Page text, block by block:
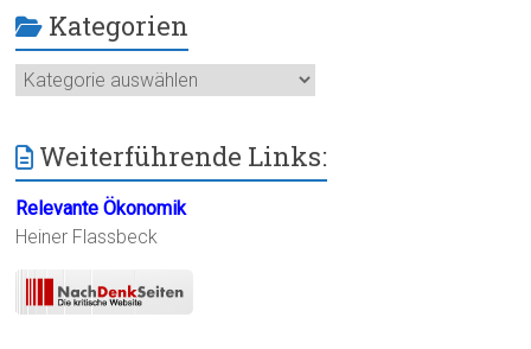
Kategorien
Kategorien
Weiterführende Links:
Relevante Ökonomik
Heiner Flassbeck